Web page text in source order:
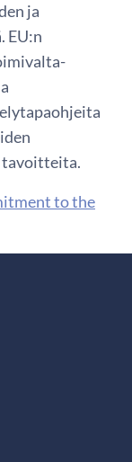
ja
EU:n
tavoitteita.
to the